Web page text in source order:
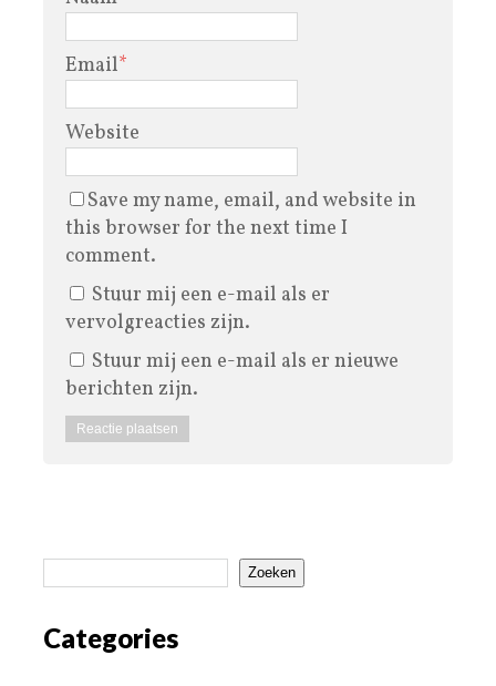
Email*
Website
Save my name, email, and website in
this browser for the next time I
comment.
Stuur mij een e-mail als er
vervolgreacties zijn.
Stuur mij een e-mail als er nieuwe
berichten zijn.
Zoeken
Categories